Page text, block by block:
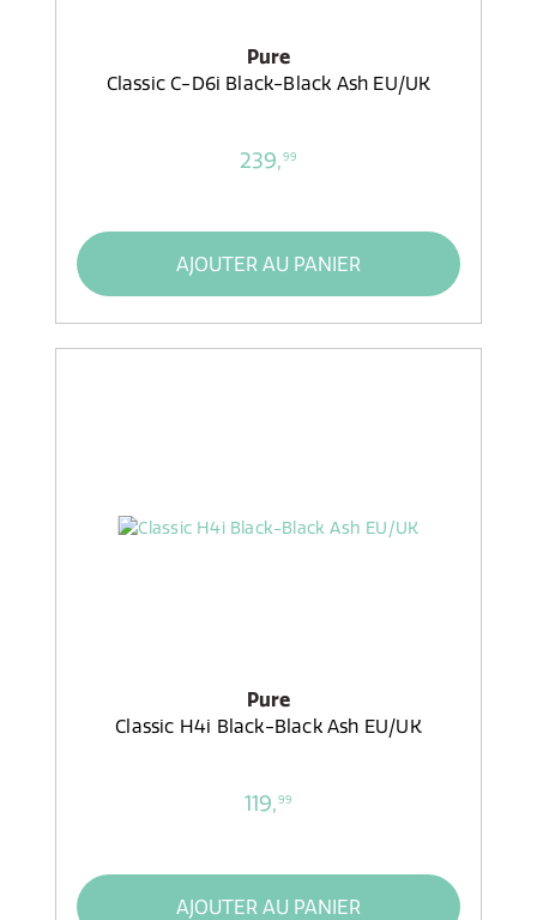
Pure
Classic C-D6i Black-Black Ash EU/UK
239,99
AJOUTER AU PANIER
Pure
Classic H4i Black-Black Ash EU/UK
119,99
AJOUTER AU PANIER